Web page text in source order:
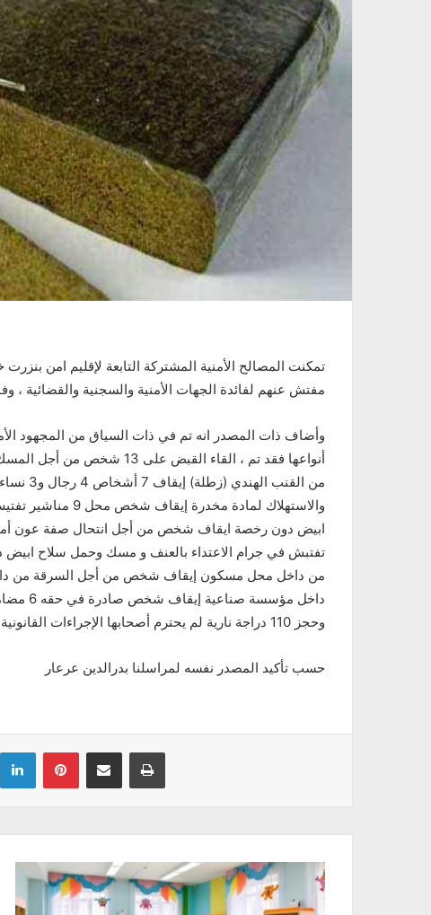
مفتش عنهم لفائدة الجهات الأمنية والسجنية والقضائية
وأضاف ذات المصدر انه تم في ذات السياق من المجهود
من
والاستهلاك لمادة
تفتبش في جرام الاعتداء بالعنف و مسك وحمل سلاح
من داخل محل مسكون إيقاف شخص من أجل السرقة من
داخل
وحجز 110 دراجة نارية لم يحترم أصحابها الإجراءات القانونية الواجبة بشانها
حسب تأكيد المصدر نفسه لمراسلنا بدرالدين عرعار
Linkedin Pinterest Partager par email Imprimer